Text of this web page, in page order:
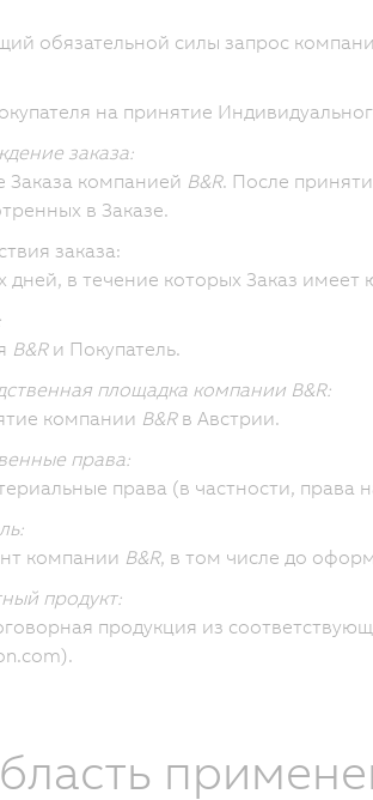
обязательной силы запрос
на принятие
заказа:
Заказа компанией B&R. После
в Заказе.
заказа:
дней, в течение которых Заказ
B&Rи Покупатель.
площадка компании B&R:
компании B&Rв Австрии.
права:
права (в частности,
компании B&R, в том числе до
продукт:
продукция из